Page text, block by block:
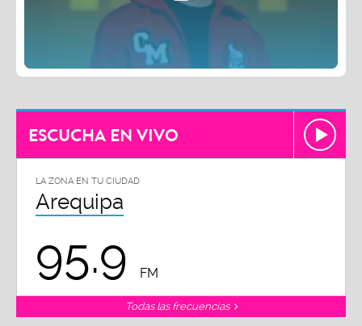
ESCUCHA EN VIVO
LA ZONA EN TU CIUDAD
Arequipa
95.9 FM
Todas las frecuencias